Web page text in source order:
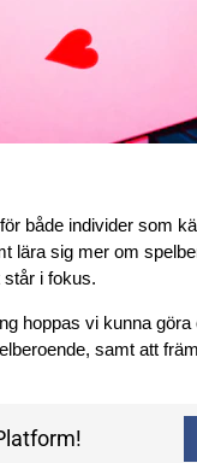
både individer som
lära sig mer om
i fokus.
hoppas vi kunna
samt att